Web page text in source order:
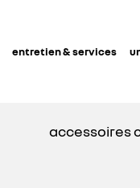
entretien & services
accessoires